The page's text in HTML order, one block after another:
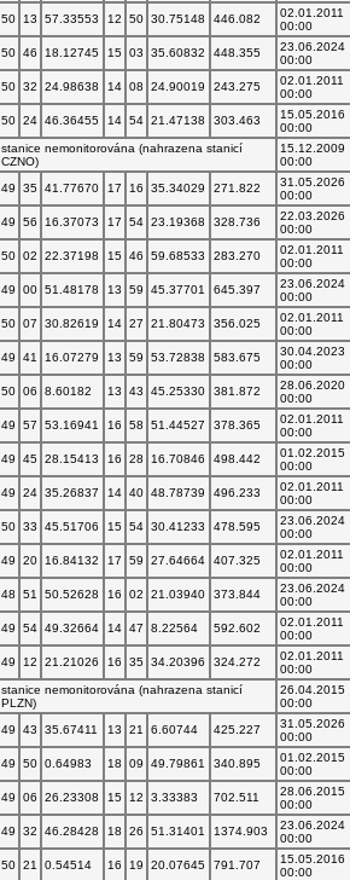
50 13 57.33553 12 50 30.75148 446.082
02.01.2011
00:00
50 46 18.12745 15 03 35.60832 448.355
23.06.2024
00:00
50 32 24.98638 14 08 24.90019 243.275
02.01.2011
00:00
50 24 46.36455 14 54 21.47138 303.463
15.05.2016
00:00
stanice nemonitorována (nahrazena stanicí
CZNO)
15.12.2009
00:00
49 35 41.77670 17 16 35.34029 271.822
31.05.2026
00:00
49 56 16.37073 17 54 23.19368 328.736
22.03.2026
00:00
50 02 22.37198 15 46 59.68533 283.270
02.01.2011
00:00
49 00 51.48178 13 59 45.37701 645.397
23.06.2024
00:00
50 07 30.82619 14 27 21.80473 356.025
02.01.2011
00:00
49 41 16.07279 13 59 53.72838 583.675
30.04.2023
00:00
50 06 8.60182 13 43 45.25330 381.872
28.06.2020
00:00
49 57 53.16941 16 58 51.44527 378.365
02.01.2011
00:00
49 45 28.15413 16 28 16.70846 498.442
01.02.2015
00:00
49 24 35.26837 14 40 48.78739 496.233
02.01.2011
00:00
50 33 45.51706 15 54 30.41233 478.595
23.06.2024
00:00
49 20 16.84132 17 59 27.64664 407.325
02.01.2011
00:00
48 51 50.52628 16 02 21.03940 373.844
23.06.2024
00:00
49 54 49.32664 14 47 8.22564 592.602
02.01.2011
00:00
49 12 21.21026 16 35 34.20396 324.272
02.01.2011
00:00
stanice nemonitorována (nahrazena stanicí
PLZN)
26.04.2015
00:00
49 43 35.67411 13 21 6.60744 425.227
31.05.2026
00:00
49 50 0.64983 18 09 49.79861 340.895
01.02.2015
00:00
49 06 26.23308 15 12 3.33383 702.511
28.06.2015
00:00
49 32 46.28428 18 26 51.31401 1374.903
23.06.2024
00:00
50 21 0.54514 16 19 20.07645 791.707
15.05.2016
00:00